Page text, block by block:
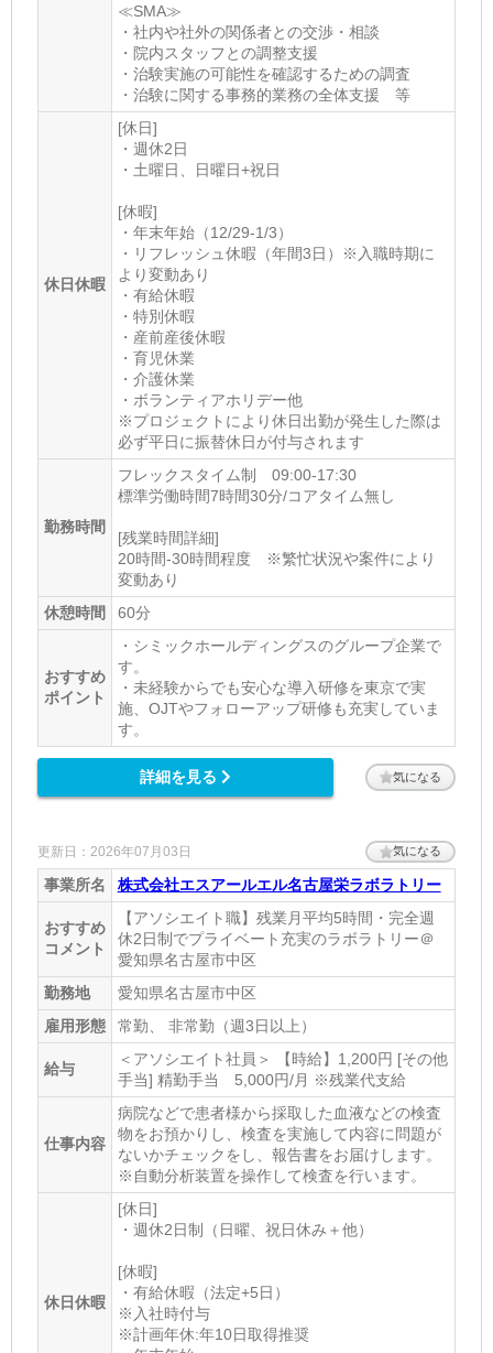
≪SMA≫
・社内や社外の関係者との交渉・相談
・院内スタッフとの調整支援
・治験実施の可能性を確認するための調査
・治験に関する事務的業務の全体支援 等
休日休暇
[休日]
・週休2日
・土曜日、日曜日+祝日
[休暇]
・年末年始（12/29-1/3）
・リフレッシュ休暇（年間3日）※入職時期に
より変動あり
・有給休暇
・特別休暇
・産前産後休暇
・育児休業
・介護休業
・ボランティアホリデー他
※プロジェクトにより休日出勤が発生した際は
必ず平日に振替休日が付与されます
勤務時間
フレックスタイム制 09:00-17:30
標準労働時間7時間30分/コアタイム無し
[残業時間詳細]
20時間-30時間程度 ※繁忙状況や案件により
変動あり
休憩時間
60分
おすすめ
ポイント
・シミックホールディングスのグループ企業で
す。
・未経験からでも安心な導入研修を東京で実
施、OJTやフォローアップ研修も充実していま
す。
詳細を見る 気になる
更新日：2026年07月03日 気になる
事業所名 株式会社エスアールエル名古屋栄ラボラトリー
おすすめ
コメント
【アソシエイト職】残業月平均5時間・完全週
休2日制でプライベート充実のラボラトリー＠
愛知県名古屋市中区
勤務地
愛知県名古屋市中区
雇用形態
常勤、 非常勤（週3日以上）
給与
＜アソシエイト社員＞ 【時給】1,200円 [その他
手当] 精勤手当 5,000円/月 ※残業代支給
仕事内容
病院などで患者様から採取した血液などの検査
物をお預かりし、検査を実施して内容に問題が
ないかチェックをし、報告書をお届けします。
※自動分析装置を操作して検査を行います。
休日休暇
[休日]
・週休2日制（日曜、祝日休み＋他）
[休暇]
・有給休暇（法定+5日）
※入社時付与
※計画年休:年10日取得推奨